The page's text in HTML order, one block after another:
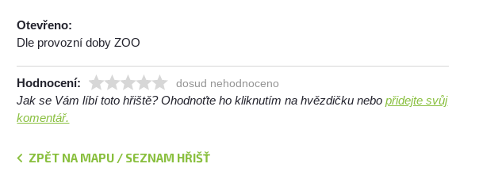
Otevřeno:
Dle provozní doby ZOO
Hodnocení: dosud nehodnoceno
Jak se Vám líbí toto hřiště? Ohodnoťte ho kliknutím na hvězdičku nebopřidejte svůj
komentář.
ZPĚT NA MAPU / SEZNAM HŘIŠŤ